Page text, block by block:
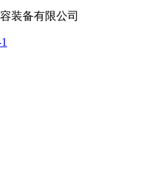
装备有限公司